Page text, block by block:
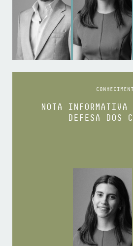
NOTA
DEFESA DOS